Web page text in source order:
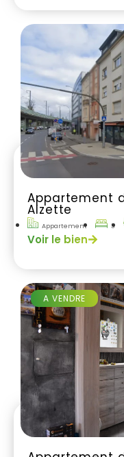
Appartement
Alzette
Appartement 3
Voir le bien
A VENDRE